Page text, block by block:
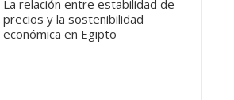
La relación entre estabilidad de
precios y la sostenibilidad
económica en Egipto